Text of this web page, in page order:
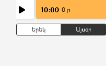
10:00 0 ր
Երեկ Այսօր